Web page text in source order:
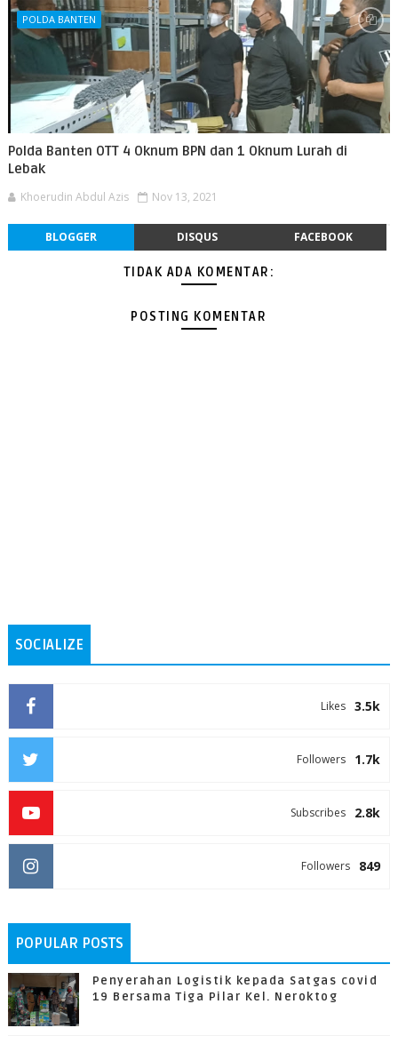
POLDA BANTEN
Polda Banten OTT 4 Oknum BPN dan 1 Oknum Lurah di
Lebak
Khoerudin Abdul Azis Nov 13, 2021
BLOGGER DISQUS FACEBOOK
TIDAK ADA KOMENTAR:
POSTING KOMENTAR
SOCIALIZE
3.5k
Likes
1.7k
Followers
2.8k
Subscribes
849
Followers
POPULAR POSTS
Penyerahan Logistik kepada Satgas covid
19 Bersama Tiga Pilar Kel. Neroktog